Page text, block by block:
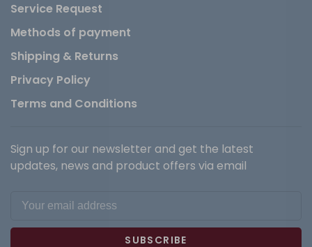
Service Request
Methods of payment
Shipping & Returns
Privacy Policy
Terms and Conditions
Sign up for our newsletter and get the latest
updates, news and product offers via email
SUBSCRIBE